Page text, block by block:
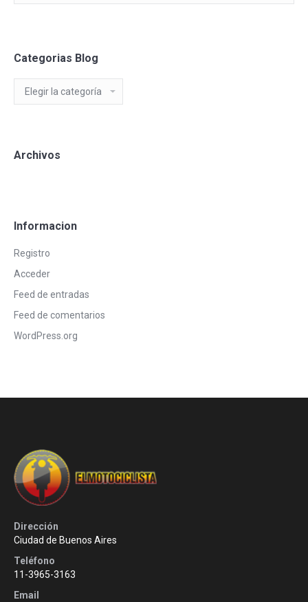
Categorias Blog
Categorias
Blog
Archivos
Informacion
Registro
Acceder
Feed de entradas
Feed de comentarios
WordPress.org
Dirección
Ciudad de Buenos Aires
Teléfono
11-3965-3163
Email